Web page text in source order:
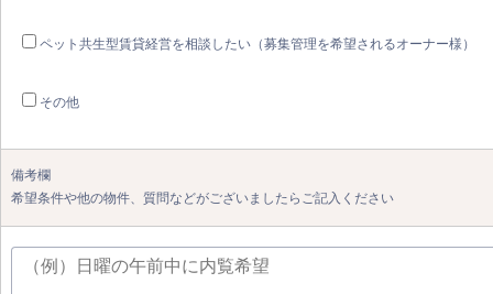
ペット共生型賃貸経営を相談したい（募集管理を希望されるオーナー様）
その他
備考欄
希望条件や他の物件、質問などがございましたらご記入ください